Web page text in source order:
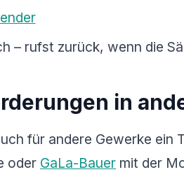
– rufst zurück, wenn die
in
für andere Gewerke ein
oder GaLa-Bauer mit der